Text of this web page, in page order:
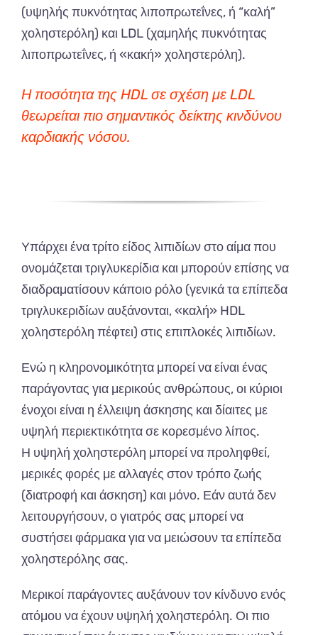
(υψηλής πυκνότητας λιποπρωτεΐνες, ή “καλή”
χοληστερόλη) και LDL (χαμηλής πυκνότητας
λιποπρωτεΐνες, ή «κακή» χοληστερόλη).
Η ποσότητα της HDL σε σχέση με LDL
θεωρείται πιο σημαντικός δείκτης κινδύνου
καρδιακής νόσου.
Υπάρχει ένα τρίτο είδος λιπιδίων στο αίμα που
ονομάζεται τριγλυκερίδια και μπορούν επίσης να
διαδραματίσουν κάποιο ρόλο (γενικά τα επίπεδα
τριγλυκεριδίων αυξάνονται, «καλή» HDL
χοληστερόλη πέφτει) στις επιπλοκές λιπιδίων.
Ενώ η κληρονομικότητα μπορεί να είναι ένας
παράγοντας για μερικούς ανθρώπους, οι κύριοι
ένοχοι είναι η έλλειψη άσκησης και δίαιτες με
υψηλή περιεκτικότητα σε κορεσμένο λίπος.
Η υψηλή χοληστερόλη μπορεί να προληφθεί,
μερικές φορές με αλλαγές στον τρόπο ζωής
(διατροφή και άσκηση) και μόνο. Εάν αυτά δεν
λειτουργήσουν, ο γιατρός σας μπορεί να
συστήσει φάρμακα για να μειώσουν τα επίπεδα
χοληστερόλης σας.
Μερικοί παράγοντες αυξάνουν τον κίνδυνο ενός
ατόμου να έχουν υψηλή χοληστερόλη. Οι πιο